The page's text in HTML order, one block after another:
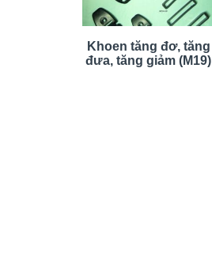
Khoen tăng đơ, tăng
đưa, tăng giảm (M19)